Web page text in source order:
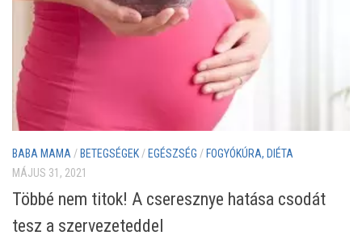
BABA MAMA / BETEGSÉGEK / EGÉSZSÉG / FOGYÓKÚRA, DIÉTA
MÁJUS 31, 2021
Többé nem titok! A cseresznye hatása csodát
tesz a szervezeteddel